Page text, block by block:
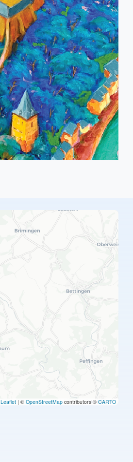
Leaflet | © OpenStreetMap contributors © CARTO